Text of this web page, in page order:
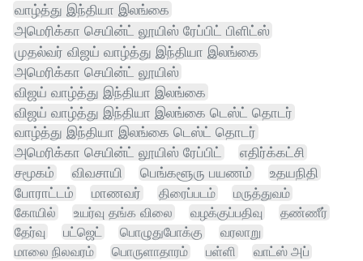
வாழ்த்து இந்தியா இலங்கை
அமெரிக்கா செயின்ட் லூயிஸ் ரேப்பிட் பிளிட்ஸ்
முதல்வர் விஜய் வாழ்த்து இந்தியா இலங்கை
அமெரிக்கா செயின்ட் லூயிஸ்
விஜய் வாழ்த்து இந்தியா இலங்கை
விஜய் வாழ்த்து இந்தியா இலங்கை டெஸ்ட் தொடர்
வாழ்த்து இந்தியா இலங்கை டெஸ்ட் தொடர்
அமெரிக்கா செயின்ட் லூயிஸ் ரேப்பிட்
எதிர்க்கட்சி
சமூகம்
விவசாயி பெங்களூரு பயணம்
உதயநிதி
போராட்டம்
மாணவர் திரைப்படம்
மருத்துவம்
கோயில்
உயர்வு தங்க விலை வழக்குப்பதிவு
தண்ணீர்
தேர்வு
பட்ஜெட் பொழுதுபோக்கு
வரலாறு
மாலை நிலவரம்
பொருளாதாரம் பள்ளி
வாட்ஸ் அப்